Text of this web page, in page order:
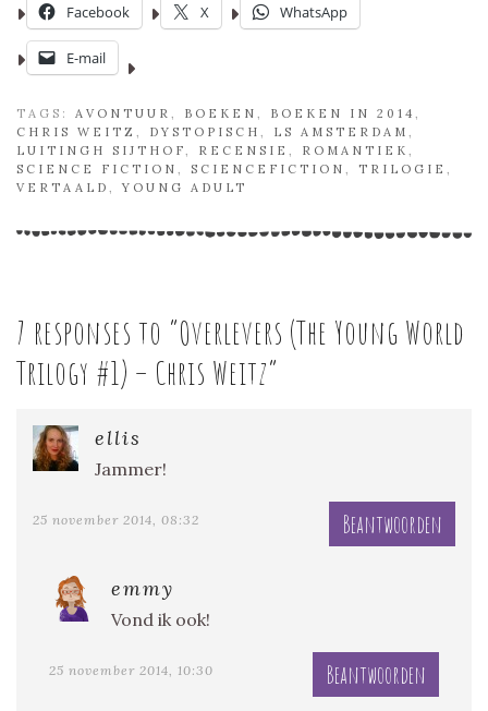
Facebook X WhatsApp
E-mail
TAGS: AVONTUUR BOEKEN BOEKEN IN 2014
CHRIS WEITZ
DYSTOPISCH LS AMSTERDAM
LUITINGH SIJTHOF
RECENSIE ROMANTIEK
SCIENCE FICTION
SCIENCEFICTION TRILOGIE
VERTAALD
,YOUNG ADULT
7 responses to “Overlevers (The Young World
Trilogy #1) – Chris Weitz”
ellis
Jammer!
25 november 2014, 08:32 Beantwoorden
emmy
Vond ik ook!
25 november 2014, 10:30 Beantwoorden